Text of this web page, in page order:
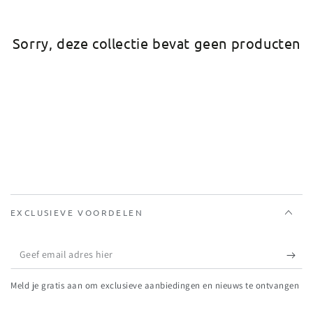
Sorry, deze collectie bevat geen producten
EXCLUSIEVE VOORDELEN
Geef
email
adres
Meld je gratis aan om exclusieve aanbiedingen en nieuws te ontvangen